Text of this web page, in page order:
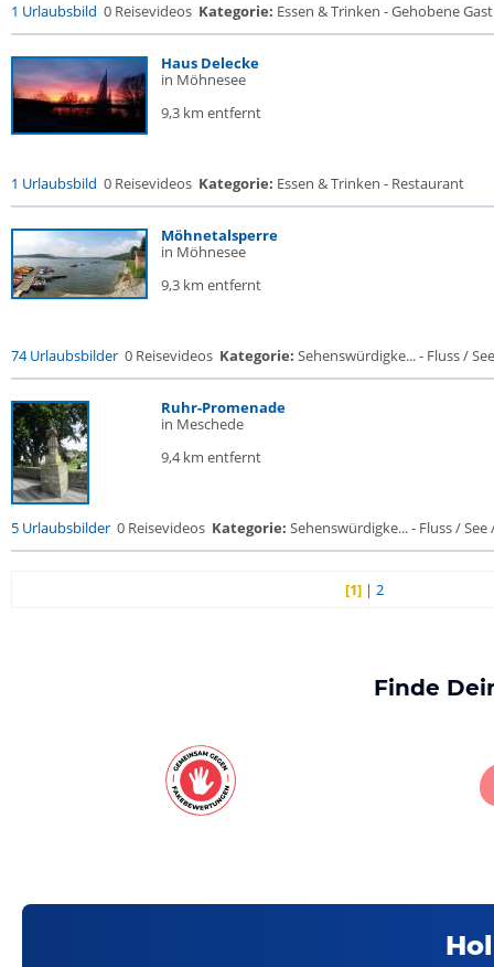
1 Urlaubsbild 0 Reisevideos Kategorie: Essen & Trinken - Gehobene
Haus Delecke
in Möhnesee
9,3 km entfernt
1 Urlaubsbild 0 Reisevideos Kategorie: Essen & Trinken - Restaurant
Möhnetalsperre
in Möhnesee
9,3 km entfernt
74 Urlaubsbilder 0 Reisevideos Kategorie: Sehenswürdigke... - Fluss /
Ruhr-Promenade
in Meschede
9,4 km entfernt
5 Urlaubsbilder 0 Reisevideos Kategorie: Sehenswürdigke... - Fluss / See
[1] |2
Finde